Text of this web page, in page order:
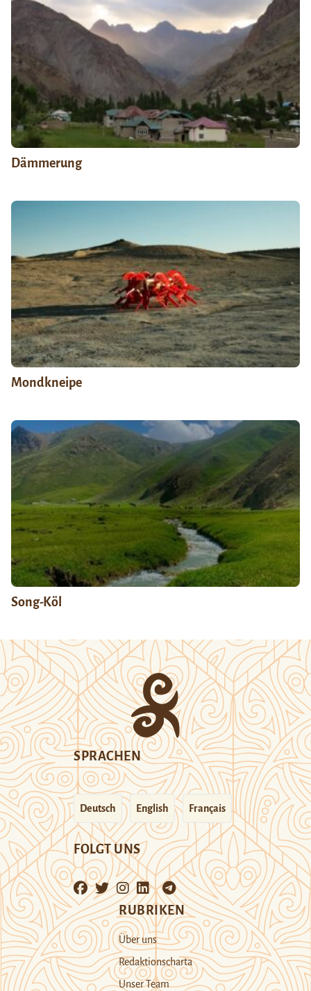
Dämmerung
Mondkneipe
Song-Köl
SPRACHEN
Deutsch English Français
FOLGT UNS
RUBRIKEN
Über uns
Redaktionscharta
Unser Team